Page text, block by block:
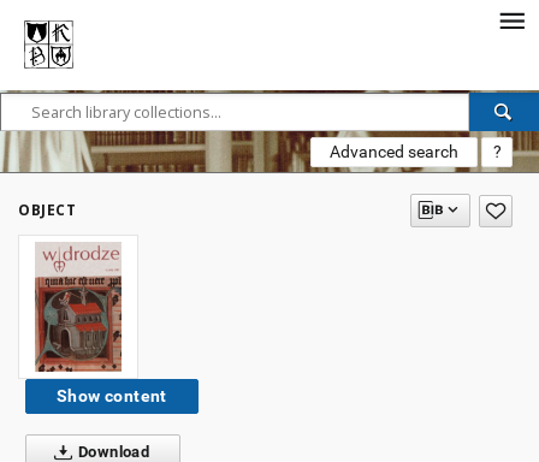
Advanced search ?
OBJECT
Show content
Download